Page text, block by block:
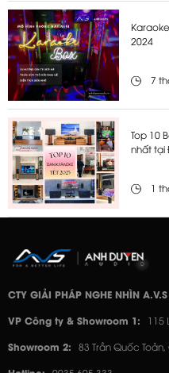
2024
7
Top 10
nhất tại
1
CTY GIẢI PHÁP NGHE NHÌN A.V.S
VP Công ty & Showroom 1:
Showroom 2: 83 Trần Quốc